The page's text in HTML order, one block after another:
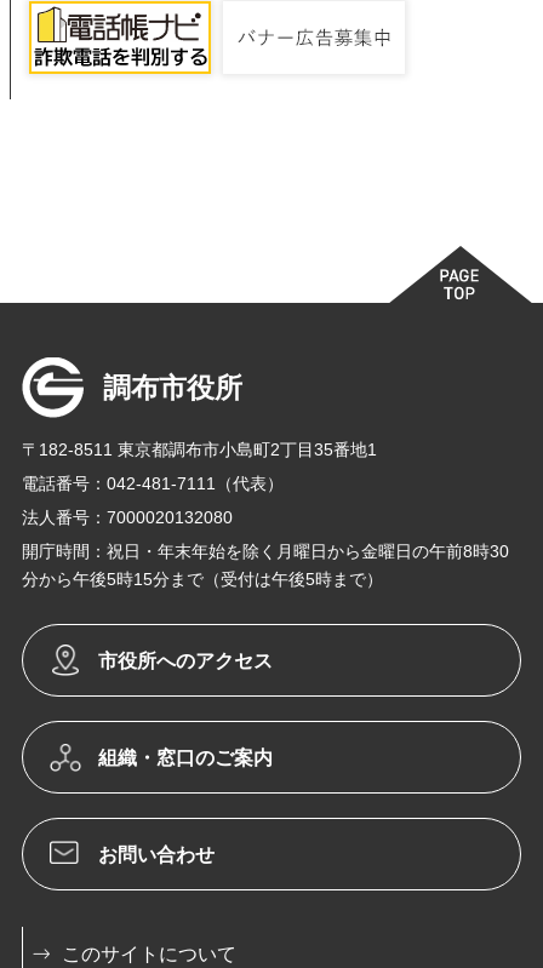
調布市役所
〒182-8511 東京都調布市小島町2丁目35番地1
電話番号：042-481-7111（代表）
法人番号：7000020132080
開庁時間：祝日・年末年始を除く月曜日から金曜日の午前8時30
分から午後5時15分まで（受付は午後5時まで）
市役所へのアクセス
組織・窓口のご案内
お問い合わせ
このサイトについて